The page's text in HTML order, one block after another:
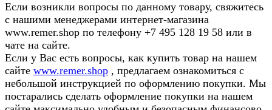
Если возникли вопросы по данному товару, свяжитесь
с нашими менеджерами интернет-магазина
www.remer.shop по телефону +7 495 128 19 58 или в
чате на сайте.
Если у Вас есть вопросы, как купить товар на нашем
сайте www.remer.shop , предлагаем ознакомиться с
небольшой инструкцией по оформлению покупки. Мы
постарались сделать оформление покупки на нашем